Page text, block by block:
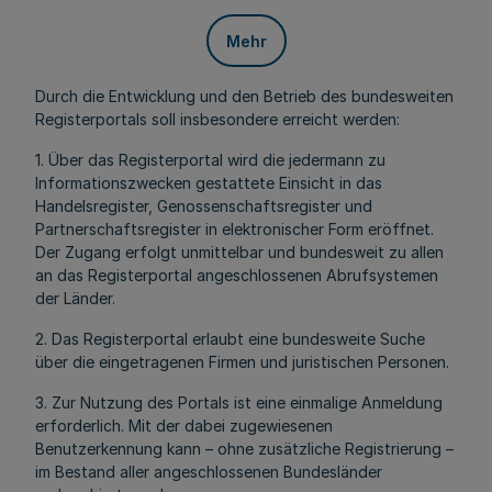
Mehr
Durch die Entwicklung und den Betrieb des bundesweiten
Registerportals soll insbesondere erreicht werden:
1. Über das Registerportal wird die jedermann zu
Informationszwecken gestattete Einsicht in das
Handelsregister, Genossenschaftsregister und
Partnerschaftsregister in elektronischer Form eröffnet.
Der Zugang erfolgt unmittelbar und bundesweit zu allen
an das Registerportal angeschlossenen Abrufsystemen
der Länder.
2. Das Registerportal erlaubt eine bundesweite Suche
über die eingetragenen Firmen und juristischen Personen.
3. Zur Nutzung des Portals ist eine einmalige Anmeldung
erforderlich. Mit der dabei zugewiesenen
Benutzerkennung kann – ohne zusätzliche Registrierung –
im Bestand aller angeschlossenen Bundesländer